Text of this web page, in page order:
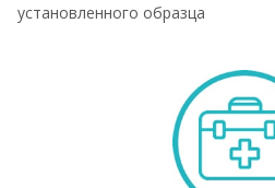
установленного образца